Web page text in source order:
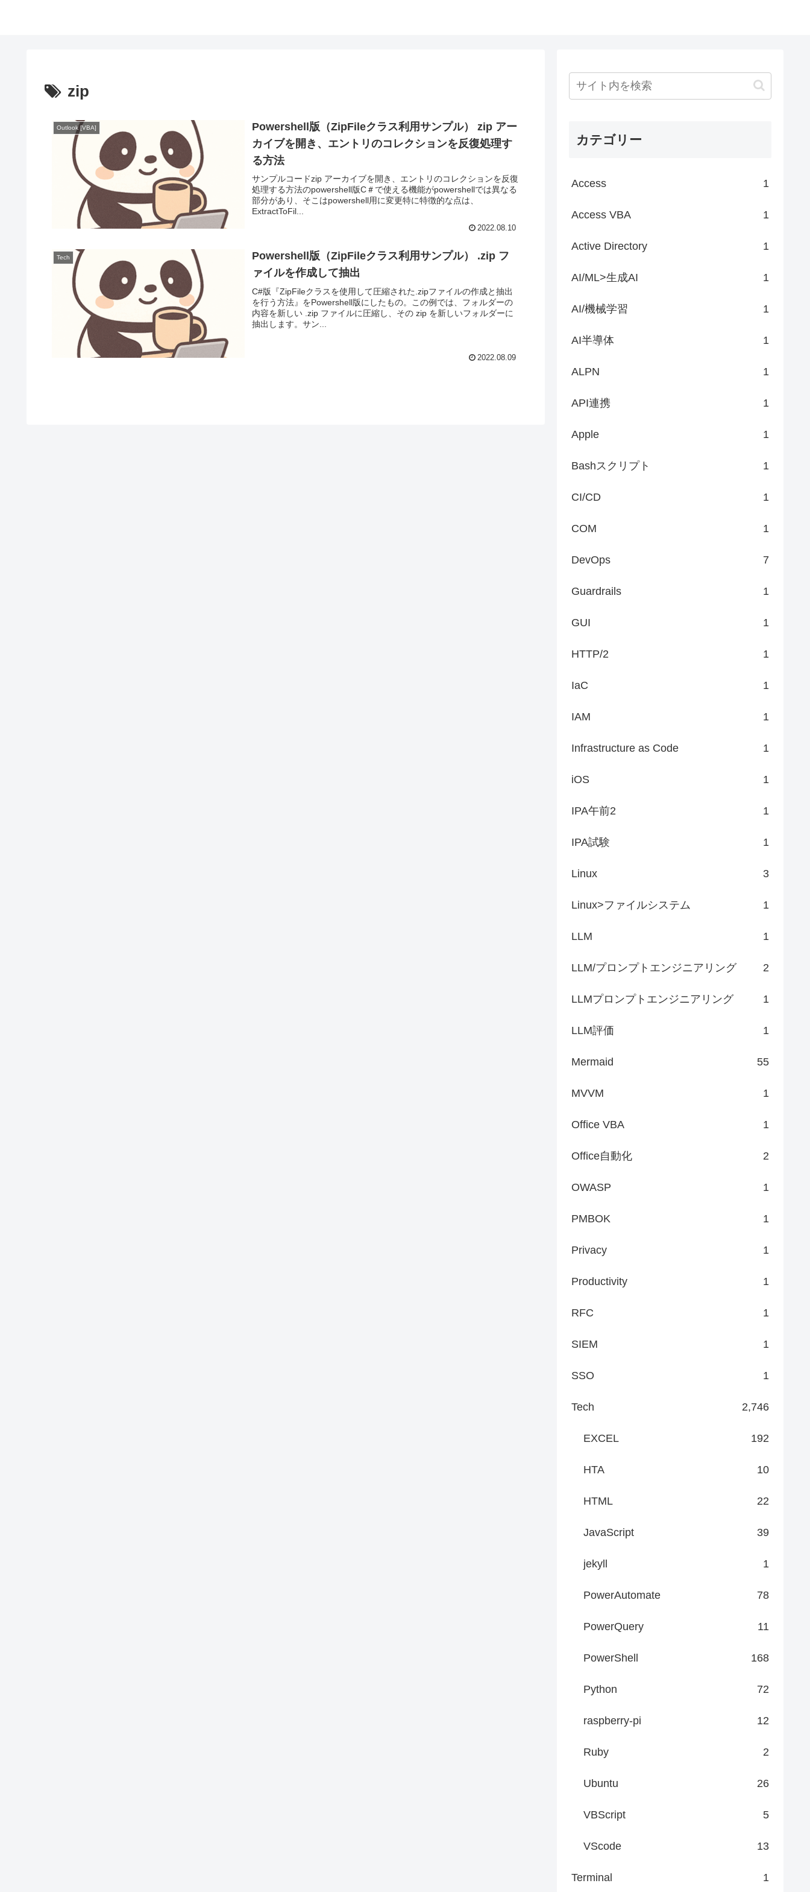
zip
Outlook [VBA]
Powershell版（ZipFileクラス利用サンプル） zip アー
カイブを開き、エントリのコレクションを反復処理す
る方法
サンプルコードzip アーカイブを開き、エントリのコレクションを反復
処理する方法のpowershell版C＃で使える機能がpowershellでは異なる
部分があり、そこはpowershell用に変更特に特徴的な点は、
ExtractToFil...
2022.08.10
Tech
Powershell版（ZipFileクラス利用サンプル） .zip フ
ァイルを作成して抽出
C#版『ZipFileクラスを使用して圧縮された.zipファイルの作成と抽出
を行う方法』をPowershell版にしたもの。この例では、フォルダーの
内容を新しい .zip ファイルに圧縮し、その zip を新しいフォルダーに
抽出します。サン...
2022.08.09
カテゴリー
Access 1
Access VBA 1
Active Directory 1
AI/ML>生成AI 1
AI/機械学習 1
AI半導体 1
ALPN 1
API連携 1
Apple 1
Bashスクリプト 1
CI/CD 1
COM 1
DevOps 7
Guardrails 1
GUI 1
HTTP/2 1
IaC 1
IAM 1
Infrastructure as Code 1
iOS 1
IPA午前2 1
IPA試験 1
Linux 3
Linux>ファイルシステム 1
LLM 1
LLM/プロンプトエンジニアリング 2
LLMプロンプトエンジニアリング 1
LLM評価 1
Mermaid 55
MVVM 1
Office VBA 1
Office自動化 2
OWASP 1
PMBOK 1
Privacy 1
Productivity 1
RFC 1
SIEM 1
SSO 1
Tech 2,746
EXCEL 192
HTA 10
HTML 22
JavaScript 39
jekyll 1
PowerAutomate 78
PowerQuery 11
PowerShell 168
Python 72
raspberry-pi 12
Ruby 2
Ubuntu 26
VBScript 5
VScode 13
Terminal 1